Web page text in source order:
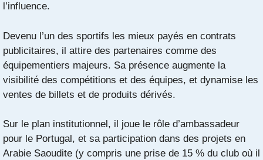
l’influence.
Devenu l’un des sportifs les mieux payés en contrats
publicitaires, il attire des partenaires comme des
équipementiers majeurs. Sa présence augmente la
visibilité des compétitions et des équipes, et dynamise les
ventes de billets et de produits dérivés.
Sur le plan institutionnel, il joue le rôle d’ambassadeur
pour le Portugal, et sa participation dans des projets en
Arabie Saoudite (y compris une prise de 15 % du club où il